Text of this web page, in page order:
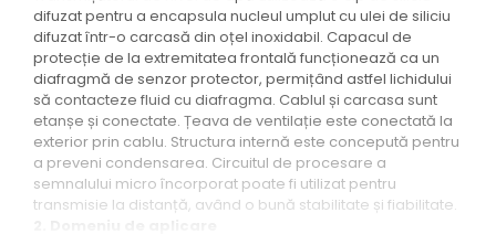
difuzat pentru a encapsula nucleul umplut cu ulei de siliciu
difuzat într-o carcasă din oțel inoxidabil. Capacul de
protecție de la extremitatea frontală funcționează ca un
diafragmă de senzor protector, permițând astfel lichidului
să contacteze fluid cu diafragma. Cablul și carcasa sunt
etanșe și conectate. Țeava de ventilație este conectată la
exterior prin cablu. Structura internă este concepută pentru
a preveni condensarea. Circuitul de procesare a
semnalului micro încorporat poate fi utilizat pentru
transmisie la distanță, având o bună stabilitate și fiabilitate.